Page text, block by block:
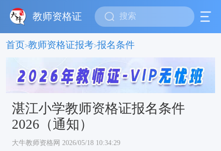
教师资格证
首页>教师资格证报考>报名条件
湛江小学教师资格证报名条件
2026（通知）
大牛教师资格网 2026/05/18 10:34:29